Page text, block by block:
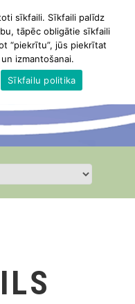
sīkfaili. Sīkfaili palīdz
tāpēc obligātie sīkfaili
“piekrītu”, jūs piekrītat
izmantošanai.
Sīkfailu politika